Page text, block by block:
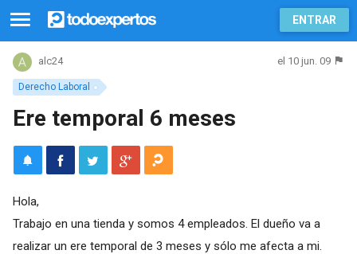
ENTRAR
Derecho Laboral
alc24 el 10 jun. 09
Ere temporal 6 meses
Hola,
Trabajo en una tienda y somos 4 empleados. El dueño va a
realizar un ere temporal de 3 meses y sólo me afecta a mi.